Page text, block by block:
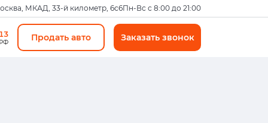
МКАД, 33-й километр, 6с6Пн-Вс с 8:00 до 21:00
Продать авто Заказать звонок